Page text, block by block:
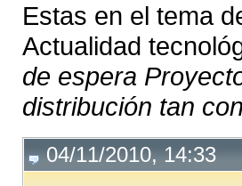
Estas en el tema
Actualidad
de espera
distribución tan
04/11/2010, 14:33